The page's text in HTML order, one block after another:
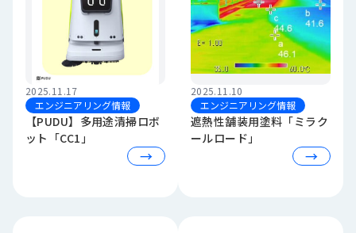
2025.11.17
エンジニアリング情報
【PUDU】多用途清掃ロボ
ット「CC1」
→
2025.11.10
エンジニアリング情報
遮熱性舗装用塗料「ミラク
ールロード」
→